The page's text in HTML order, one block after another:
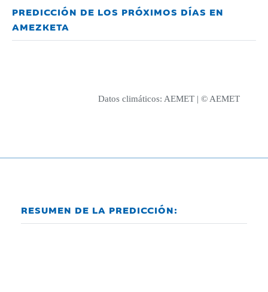
PREDICCIÓN DE LOS PRÓXIMOS DÍAS EN
AMEZKETA
Datos climáticos: AEMET | © AEMET
RESUMEN DE LA PREDICCIÓN: